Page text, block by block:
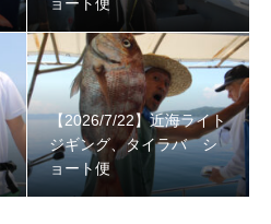
【2026/7/22】近海ライト
ジギング、タイラバ シ
ョート便